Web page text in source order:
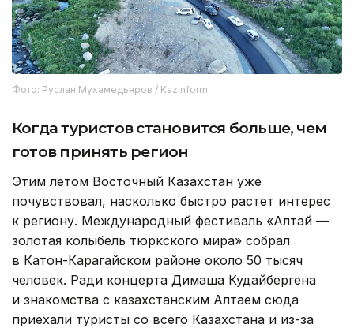
Фото: Руслан Мухамедьяров / Kazinform
Когда туристов становится больше, чем
готов принять регион
Этим летом Восточный Казахстан уже
почувствовал, насколько быстро растет интерес
к региону. Международный фестиваль «Алтай —
золотая колыбель тюркского мира» собрал
в Катон-Карагайском районе около 50 тысяч
человек. Ради концерта Димаша Кудайбергена
и знакомства с казахстанским Алтаем сюда
приехали туристы со всего Казахстана и из-за